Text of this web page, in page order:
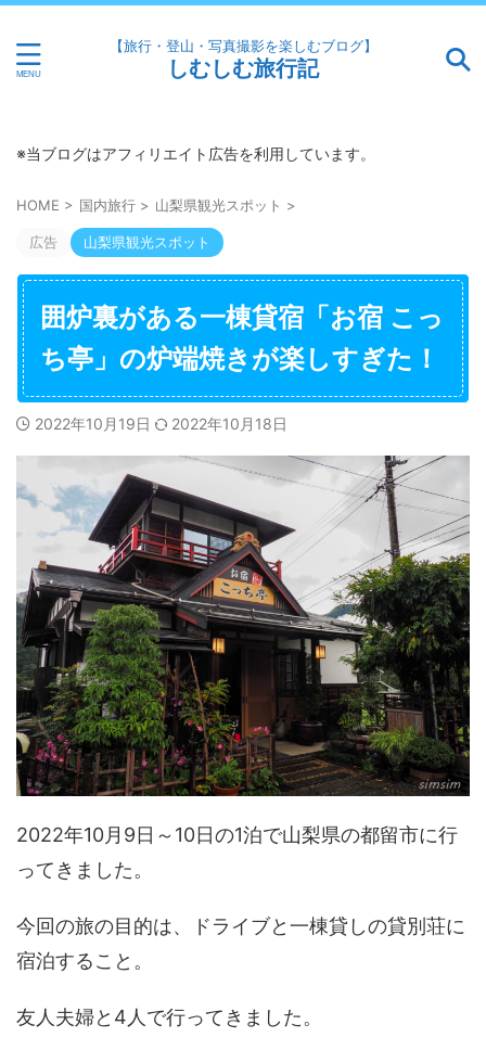
【旅行・登山・写真撮影を楽しむブログ】
しむしむ旅行記
※当ブログはアフィリエイト広告を利用しています。
HOME > 国内旅行 > 山梨県観光スポット >
広告 山梨県観光スポット
囲炉裏がある一棟貸宿「お宿 こっ
ち亭」の炉端焼きが楽しすぎた！
2022年10月19日 2022年10月18日
2022年10月9日～10日の1泊で山梨県の都留市に行
ってきました。
今回の旅の目的は、ドライブと一棟貸しの貸別荘に
宿泊すること。
友人夫婦と4人で行ってきました。